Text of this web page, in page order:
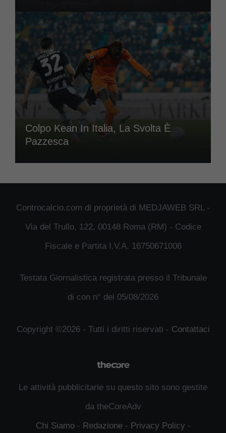
Colpo Kean In Italia, La Svolta È
Pazzesca
Controcalcio.com di proprietà di MEDJAWEB SRL -
Via del Trullo, 122, 00148 Roma (RM) - Codice
Fiscale e Partita I.V.A. 16750671006
Testata Giornalistica registrata presso il Tribunale
di con n° del 05/08/2026
Copyright ©2026 - Tutti i diritti riservati - Contattaci
Le attività pubblicitarie su questo sito sono gestite
da theCoreAdv
Chi Siamo- Redazione- Privacy Policy -